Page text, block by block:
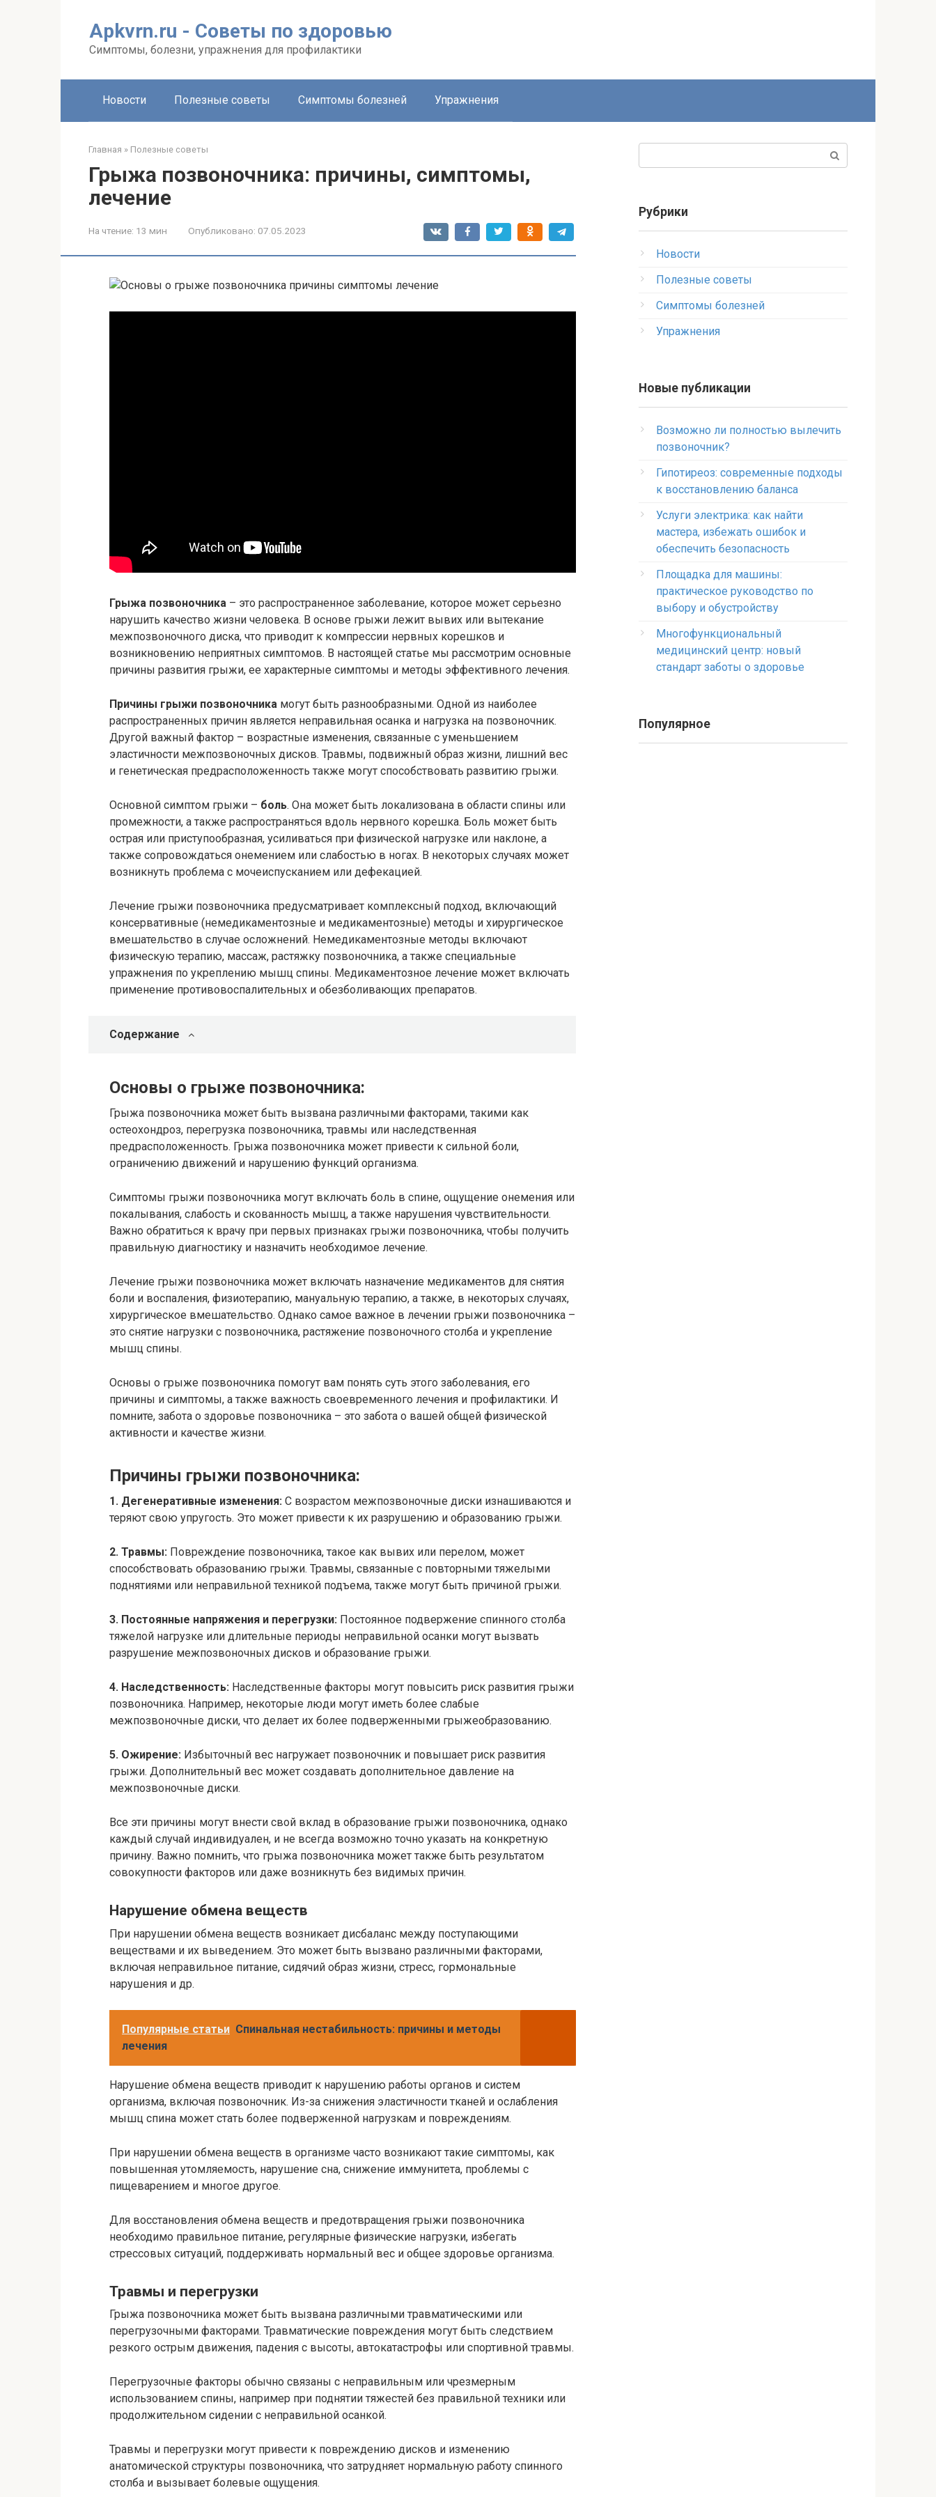
Apkvrn.ru - Советы по здоровью
Симптомы, болезни, упражнения для профилактики
Новости Полезные советы Симптомы болезней Упражнения
Главная » Полезные советы
Грыжа позвоночника: причины, симптомы,
лечение
На чтение: 13 мин Опубликовано: 07.05.2023
Грыжа позвоночника – это распространенное заболевание, которое может серьезно
нарушить качество жизни человека. В основе грыжи лежит вывих или вытекание
межпозвоночного диска, что приводит к компрессии нервных корешков и
возникновению неприятных симптомов. В настоящей статье мы рассмотрим основные
причины развития грыжи, ее характерные симптомы и методы эффективного лечения.
Причины грыжи позвоночника могут быть разнообразными. Одной из наиболее
распространенных причин является неправильная осанка и нагрузка на позвоночник.
Другой важный фактор – возрастные изменения, связанные с уменьшением
эластичности межпозвоночных дисков. Травмы, подвижный образ жизни, лишний вес
и генетическая предрасположенность также могут способствовать развитию грыжи.
Основной симптом грыжи – боль. Она может быть локализована в области спины или
промежности, а также распространяться вдоль нервного корешка. Боль может быть
острая или приступообразная, усиливаться при физической нагрузке или наклоне, а
также сопровождаться онемением или слабостью в ногах. В некоторых случаях может
возникнуть проблема с мочеиспусканием или дефекацией.
Лечение грыжи позвоночника предусматривает комплексный подход, включающий
консервативные (немедикаментозные и медикаментозные) методы и хирургическое
вмешательство в случае осложнений. Немедикаментозные методы включают
физическую терапию, массаж, растяжку позвоночника, а также специальные
упражнения по укреплению мышц спины. Медикаментозное лечение может включать
применение противовоспалительных и обезболивающих препаратов.
Содержание
Основы о грыже позвоночника:
Грыжа позвоночника может быть вызвана различными факторами, такими как
остеохондроз, перегрузка позвоночника, травмы или наследственная
предрасположенность. Грыжа позвоночника может привести к сильной боли,
ограничению движений и нарушению функций организма.
Симптомы грыжи позвоночника могут включать боль в спине, ощущение онемения или
покалывания, слабость и скованность мышц, а также нарушения чувствительности.
Важно обратиться к врачу при первых признаках грыжи позвоночника, чтобы получить
правильную диагностику и назначить необходимое лечение.
Лечение грыжи позвоночника может включать назначение медикаментов для снятия
боли и воспаления, физиотерапию, мануальную терапию, а также, в некоторых случаях,
хирургическое вмешательство. Однако самое важное в лечении грыжи позвоночника –
это снятие нагрузки с позвоночника, растяжение позвоночного столба и укрепление
мышц спины.
Основы о грыже позвоночника помогут вам понять суть этого заболевания, его
причины и симптомы, а также важность своевременного лечения и профилактики. И
помните, забота о здоровье позвоночника – это забота о вашей общей физической
активности и качестве жизни.
Причины грыжи позвоночника:
1. Дегенеративные изменения: С возрастом межпозвоночные диски изнашиваются и
теряют свою упругость. Это может привести к их разрушению и образованию грыжи.
2. Травмы: Повреждение позвоночника, такое как вывих или перелом, может
способствовать образованию грыжи. Травмы, связанные с повторными тяжелыми
поднятиями или неправильной техникой подъема, также могут быть причиной грыжи.
3. Постоянные напряжения и перегрузки: Постоянное подвержение спинного столба
тяжелой нагрузке или длительные периоды неправильной осанки могут вызвать
разрушение межпозвоночных дисков и образование грыжи.
4. Наследственность: Наследственные факторы могут повысить риск развития грыжи
позвоночника. Например, некоторые люди могут иметь более слабые
межпозвоночные диски, что делает их более подверженными грыжеобразованию.
5. Ожирение: Избыточный вес нагружает позвоночник и повышает риск развития
грыжи. Дополнительный вес может создавать дополнительное давление на
межпозвоночные диски.
Все эти причины могут внести свой вклад в образование грыжи позвоночника, однако
каждый случай индивидуален, и не всегда возможно точно указать на конкретную
причину. Важно помнить, что грыжа позвоночника может также быть результатом
совокупности факторов или даже возникнуть без видимых причин.
Нарушение обмена веществ
При нарушении обмена веществ возникает дисбаланс между поступающими
веществами и их выведением. Это может быть вызвано различными факторами,
включая неправильное питание, сидячий образ жизни, стресс, гормональные
нарушения и др.
Популярные статьи Спинальная нестабильность: причины и методы
лечения
Нарушение обмена веществ приводит к нарушению работы органов и систем
организма, включая позвоночник. Из-за снижения эластичности тканей и ослабления
мышц спина может стать более подверженной нагрузкам и повреждениям.
При нарушении обмена веществ в организме часто возникают такие симптомы, как
повышенная утомляемость, нарушение сна, снижение иммунитета, проблемы с
пищеварением и многое другое.
Для восстановления обмена веществ и предотвращения грыжи позвоночника
необходимо правильное питание, регулярные физические нагрузки, избегать
стрессовых ситуаций, поддерживать нормальный вес и общее здоровье организма.
Травмы и перегрузки
Грыжа позвоночника может быть вызвана различными травматическими или
перегрузочными факторами. Травматические повреждения могут быть следствием
резкого острым движения, падения с высоты, автокатастрофы или спортивной травмы.
Перегрузочные факторы обычно связаны с неправильным или чрезмерным
использованием спины, например при поднятии тяжестей без правильной техники или
продолжительном сидении с неправильной осанкой.
Травмы и перегрузки могут привести к повреждению дисков и изменению
анатомической структуры позвоночника, что затрудняет нормальную работу спинного
столба и вызывает болевые ощущения.
Рубрики
Новости
Полезные советы
Симптомы болезней
Упражнения
Новые публикации
Возможно ли полностью вылечить
позвоночник?
Гипотиреоз: современные подходы
к восстановлению баланса
Услуги электрика: как найти
мастера, избежать ошибок и
обеспечить безопасность
Площадка для машины:
практическое руководство по
выбору и обустройству
Многофункциональный
медицинский центр: новый
стандарт заботы о здоровье
Популярное